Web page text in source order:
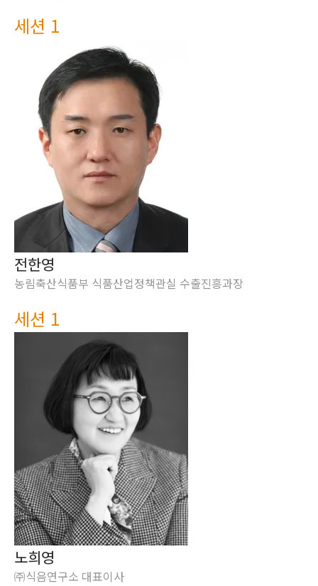
세션 1
전한영
농림축산식품부 식품산업정책관실 수출진흥과장
세션 1
노희영
㈜식음연구소 대표이사